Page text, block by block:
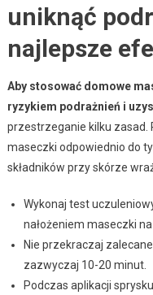
uniknąć
najlepsze
Aby stosować domowe
ryzykiem podrażnień i
przestrzeganie kilku zasad.
maseczki odpowiednio do
składników przy skórze
Wykonaj test
nałożeniem maseczki
Nie przekraczaj
zazwyczaj 10-20 minut.
Podczas aplikacji